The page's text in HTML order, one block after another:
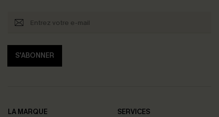
S'ABONNER
LA MARQUE
SERVICES